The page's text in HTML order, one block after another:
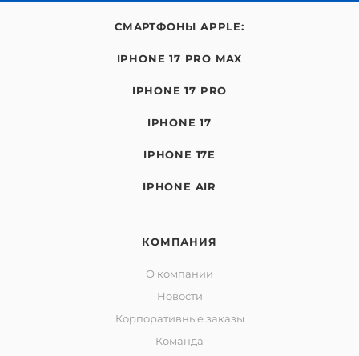
СМАРТФОНЫ APPLE:
IPHONE 17 PRO MAX
IPHONE 17 PRO
IPHONE 17
IPHONE 17E
IPHONE AIR
КОМПАНИЯ
О компании
Новости
Корпоративные заказы
Команда